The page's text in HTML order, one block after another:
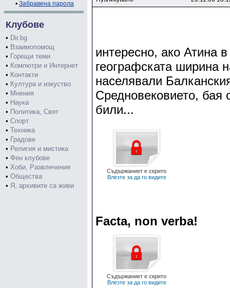
• Забравена парола
Клубове
• Dir.bg
• Взаимопомощ
• Горещи теми
• Компютри и Интернет
• Контакти
• Култура и изкуство
• Мнения
• Наука
• Политика, Свят
• Спорт
• Техника
• Градове
• Религия и мистика
• Фен клубове
• Хоби, Развлечения
• Общества
• Я, архивите са живи
интересно, ако Атина
географската ширина
населявали
Средновековието, бая
били...
Съдържаниет е скрито
Влезте за да го видите
Facta, non verba!
Съдържаниет е скрито
Влезте за да го видите